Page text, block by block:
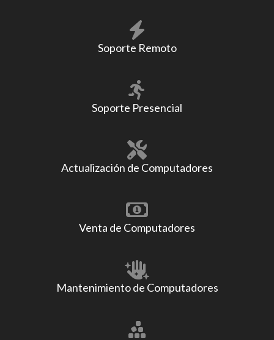
Soporte Remoto
Soporte Presencial
Actualización de Computadores
Venta de Computadores
Mantenimiento de Computadores